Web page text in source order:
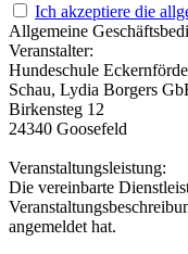
Ich akzeptiere die
Allgemeine
Veranstalter:
Hundeschule
Schau, Lydia Borgers
Birkensteg 12
24340 Goosefeld
Veranstaltungsleistung:
Die vereinbarte
angemeldet hat.